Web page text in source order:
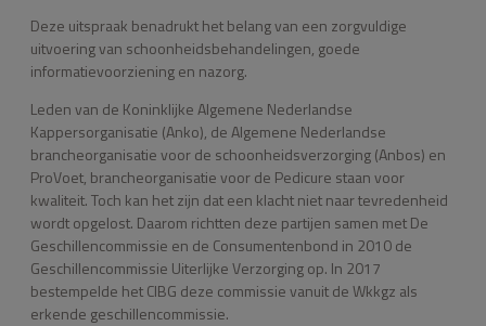
Deze uitspraak benadrukt het belang van een zorgvuldige
uitvoering van schoonheidsbehandelingen, goede
informatievoorziening en nazorg.
Leden van de Koninklijke Algemene Nederlandse
Kappersorganisatie (Anko), de Algemene Nederlandse
brancheorganisatie voor de schoonheidsverzorging (Anbos) en
ProVoet, brancheorganisatie voor de Pedicure staan voor
kwaliteit. Toch kan het zijn dat een klacht niet naar tevredenheid
wordt opgelost. Daarom richtten deze partijen samen met De
Geschillencommissie en de Consumentenbond in 2010 de
Geschillencommissie Uiterlijke Verzorging op. In 2017
bestempelde het CIBG deze commissie vanuit de Wkkgz als
erkende geschillencommissie.